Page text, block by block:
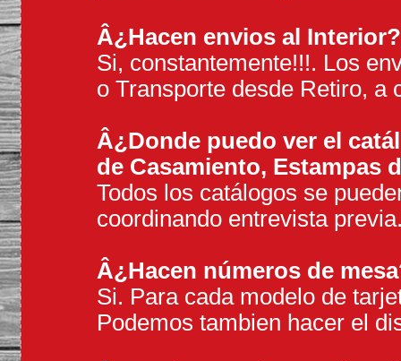
Â¿Hacen envios al Interior?
Si, constantemente!!!. Los
o Transporte desde Retiro, a
Â¿Donde puedo ver el
de Casamiento, Estampas
Todos los catálogos se
coordinando entrevista
Â¿Hacen números de
Si. Para cada modelo de
Podemos tambien hacer el